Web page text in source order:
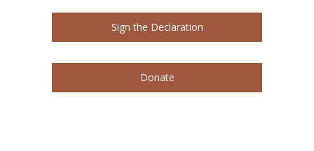
Sign the Declaration
Donate